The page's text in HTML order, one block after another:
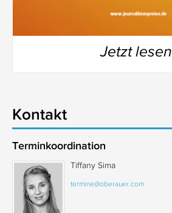
Jetzt lesen
Kontakt
Terminkoordination
Tiffany Sima
termine@oberauer.com